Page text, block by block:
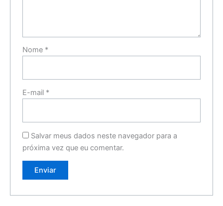
Nome *
E-mail *
Salvar meus dados neste navegador para a
próxima vez que eu comentar.